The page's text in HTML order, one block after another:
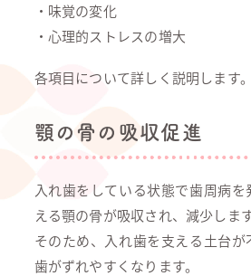
・味覚の変化
・心理的ストレスの増大
各項目について詳しく説明します。
顎の骨の吸収促進
入れ歯をしている状態で歯周病
える顎の骨が吸収され、減少します
そのため、入れ歯を支える土台
歯がずれやすくなります。